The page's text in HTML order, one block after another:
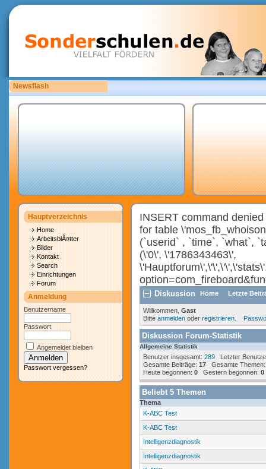
Newsflash
Sonderschulen.de ist auf der Suche nach Mitarbeitern.
Hauptverzeichnis
Home
ArbeitsblÃ¤tter
Bilder
Kontakt
Search
Einrichtungen
Forum
Anmeldung
Benutzername
Passwort
Angemeldet bleiben
Passwort vergessen?
INSERT command
for table
(`userid` , `time`, `what`,
(\'0\', \'1786343463\',
Diskussion Home Letzte
Willkommen, Gast
Bitte anmelden oder registrieren
Diskussion Forum-Statistik
Allgemeine Statistik
Benutzer insgesamt: 289
Letzter
Gesamte Beiträge: 17 Gesamte
Heute begonnen: 0 Gestern begonnen: 0
Beliebt 5 Themen
Thema
K-ABC Test
K-ABC Test
Intelligenzdiagnostik
Intelligenzdiagnostik